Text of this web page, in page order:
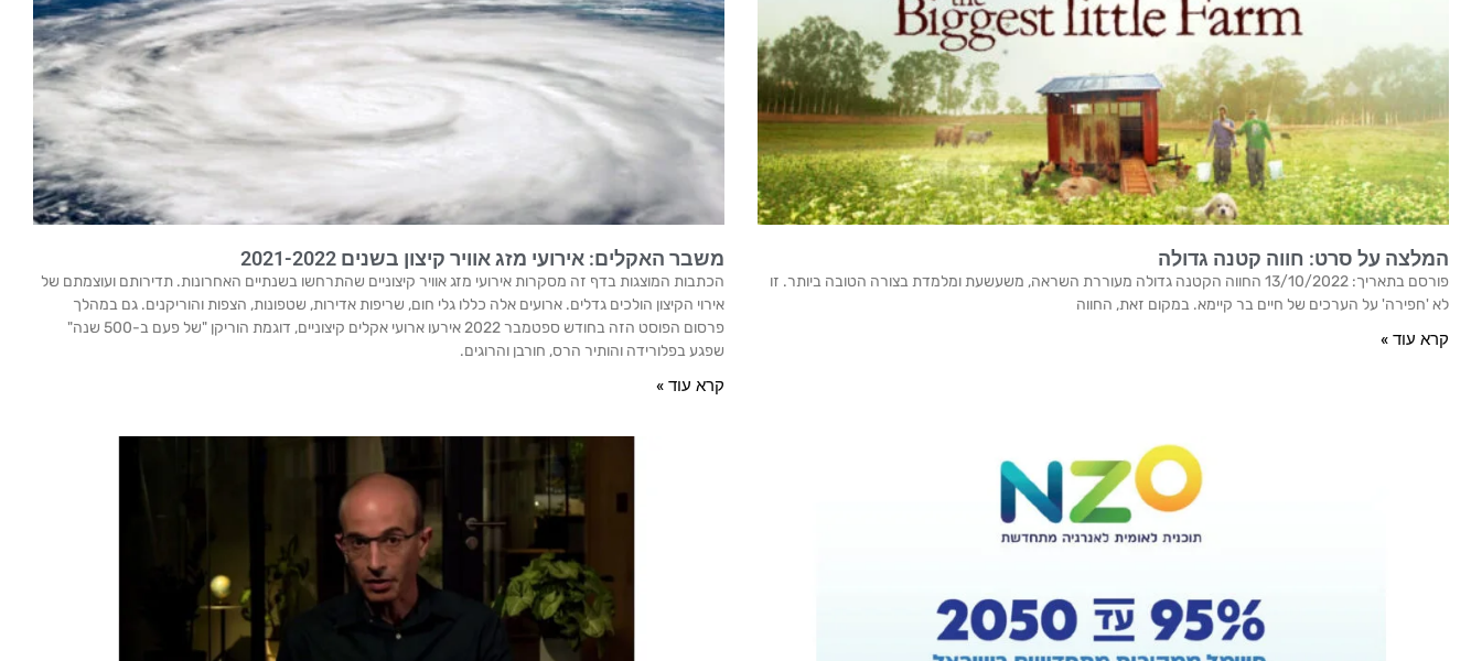
המלצה על סרט: חווה קטנה גדולה
פורסם בתאריך: 13/10/2022 החווה הקטנה גדולה מעוררת השראה, משעשעת ומלמדת בצורה הטובה ביותר. זו
לא 'חפירה' על הערכים של חיים בר קיימא. במקום זאת, החווה
קרא עוד »
משבר האקלים: אירועי מזג אוויר קיצון בשנים 2021-2022
הכתבות המוצגות בדף זה מסקרות אירועי מזג אוויר קיצוניים שהתרחשו בשנתיים האחרונות. תדירותם ועוצמתם של
אירוי הקיצון הולכים גדלים. ארועים אלה כללו גלי חום, שריפות אדירות, שטפונות, הצפות והוריקנים. גם במהלך
פרסום הפוסט הזה בחודש ספטמבר 2022 אירעו ארועי אקלים קיצוניים, דוגמת הוריקן "של פעם ב-500 שנה"
שפגע בפלורידה והותיר הרס, חורבן והרוגים.
קרא עוד »